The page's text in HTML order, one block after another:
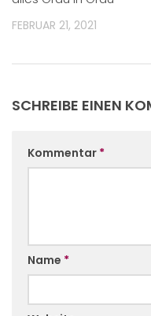
FEBRUAR 21, 2021
SCHREIBE EINEN
Kommentar *
Name *